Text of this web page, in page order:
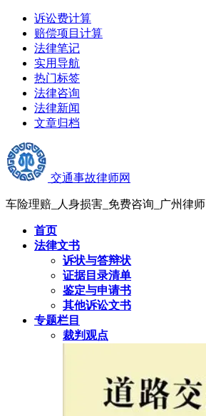
诉讼费计算
赔偿项目计算
法律笔记
实用导航
热门标签
法律咨询
法律新闻
文章归档
交通事故律师网
车险理赔_人身损害_免费咨询_广州律师
首页
法律文书
诉状与答辩状
证据目录清单
鉴定与申请书
其他诉讼文书
专题栏目
裁判观点